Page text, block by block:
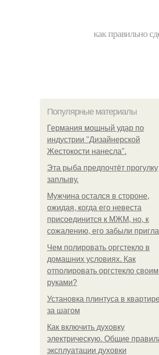
как правильно
Популярные материалы
Германия мощный удар по
индустрии "Дизайнерской
Жестокости нанесла".
Эта рыба предпочтёт прогулку
заплыву.
Мужчина остался в стороне,
ожидая, когда его невеста
присоединится к МЖМ, но, к
сожалению, его забыли
Чем полировать оргстекло в
домашних условиях. Как
отполировать оргстекло
руками?
Установка плинтуса в
за шагом
Как включить духовку
электрическую. Общие
эксплуатации духовки